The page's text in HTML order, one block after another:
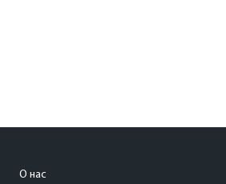
О нас